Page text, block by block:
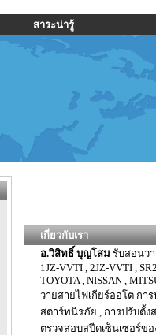
สาระน่ารู้
เกี่ยวกับเรา
อ.วิสิทธิ์ บุญโสม รับสอนวา
1JZ-VVTI , 2JZ-VVTI ,
TOYOTA , NISSAN ,
วายสายไฟเกียร์ออโต กา
สตาร์ทนิรภัย , การปรับตั้ง
ตรวจสอบสปีดเซ็นเซอร์ขอ